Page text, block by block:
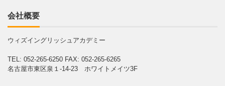
会社概要
ウィズイングリッシュアカデミー
TEL: 052-265-6250 FAX: 052-265-6265
名古屋市東区泉１-14-23 ホワイトメイツ3F